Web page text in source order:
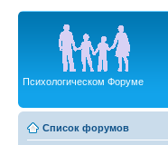
Психологическом Форуме
Список форумов